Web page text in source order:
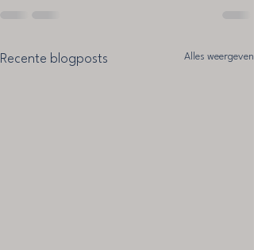
Recente blogposts Alles weergeven